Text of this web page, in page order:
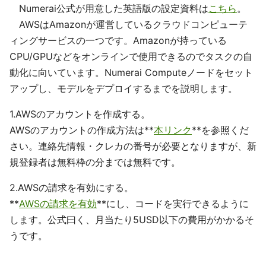
Numerai公式が用意した英語版の設定資料はこちら 。
AWSはAmazonが運営しているクラウドコンピューテ
ィングサービスの一つです。Amazonが持っている
CPU/GPUなどをオンラインで使用できるのでタスクの自
動化に向いています。Numerai Computeノードをセット
アップし、モデルをデプロイするまでを説明します。
1.AWSのアカウントを作成する。
AWSのアカウントの作成方法は**本リンク**を参照くだ
さい。連絡先情報・クレカの番号が必要となりますが、新
規登録者は無料枠の分までは無料です。
2.AWSの請求を有効にする。
**AWSの請求を有効**にし、コードを実行できるように
します。公式曰く、月当たり5USD以下の費用がかかるそ
うです。